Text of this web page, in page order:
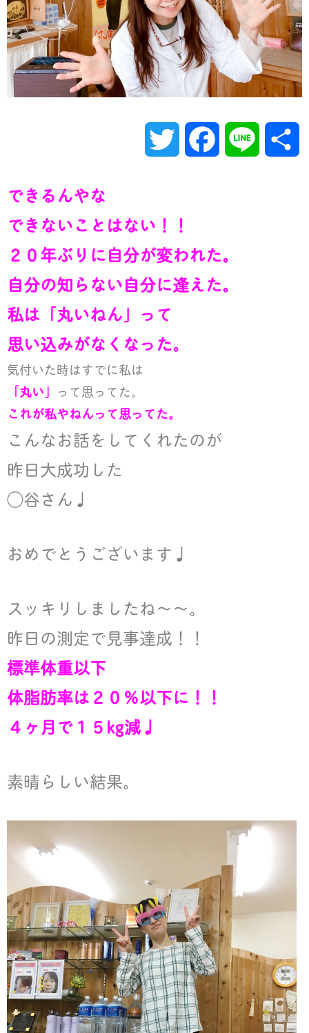
t
できるんやな
できないことはない！！
２０年ぶりに自分が変われた。
自分の知らない自分に逢えた。
私は「丸いねん」って
思い込みがなくなった。
気付いた時はすでに私は
「丸い」 って思ってた。
これが私やねんって思ってた。
こんなお話をしてくれたのが
昨日大成功した
◯谷さん♩
おめでとうございます♩
スッキリしましたね〜〜。
昨日の測定で見事達成！！
標準体重以下
体脂肪率は２０％以下に！！
４ヶ月で１５kg減♩
素晴らしい結果。